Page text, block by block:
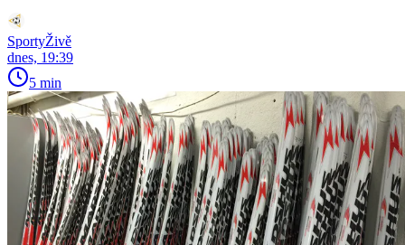
SportyŽivě
dnes, 19:39
5 min